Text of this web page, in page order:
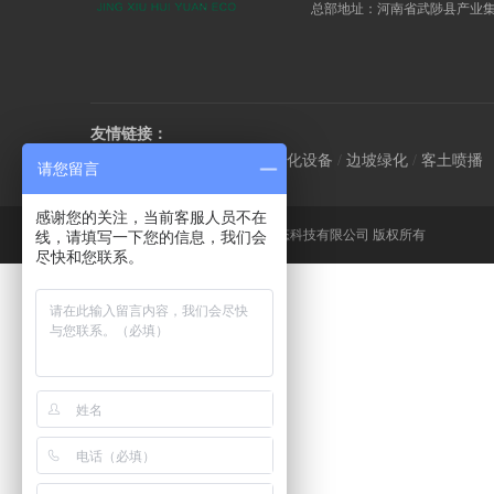
总部地址：河南省武陟县产业
友情链接：
客土喷播机
边坡绿化设备 / 边坡绿化 / 客土喷播
豫ICP备18013061号-1@景绣生态科技有限公司 版权所有
请您留言
感谢您的关注，当前客服人员不在
线，请填写一下您的信息，我们会
尽快和您联系。